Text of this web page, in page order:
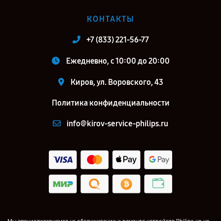
КОНТАКТЫ
+7 (833) 221-56-77
Ежедневно, с 10:00 до 20:00
Киров, ул. Воровского, 43
Политика конфиденциальности
info@kirov-service-philips.ru